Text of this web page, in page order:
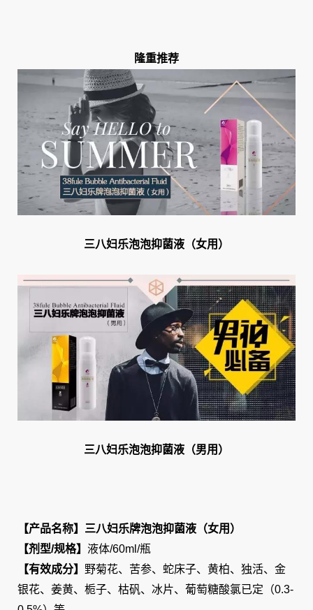
隆重推荐
三八妇乐泡泡抑菌液（女用）
三八妇乐泡泡抑菌液（男用）
【产品名称】三八妇乐牌泡泡抑菌液（女用）
【剂型/规格】 液体/60ml/瓶
【有效成分】 野菊花、苦参、蛇床子、黄柏、独活、金
银花、姜黄、栀子、枯矾、冰片、葡萄糖酸氯已定（0.3-